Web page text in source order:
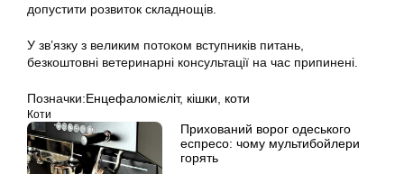
допустити розвиток складнощів.
У зв’язку з великим потоком вступників питань,
безкоштовні ветеринарні консультації на час припинені.
Позначки:Енцефаломієліт, кішки коти
Коти
Прихований ворог одеського
еспресо: чому мультибойлери
горять